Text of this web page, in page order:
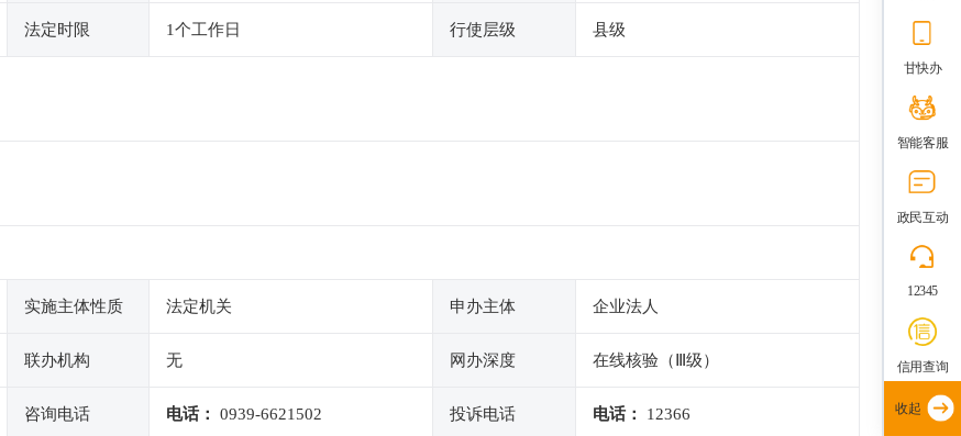
法定时限 1个工作日 行使层级 县级
实施主体性质 法定机关 申办主体 企业法人
联办机构 无 网办深度 在线核验（Ⅲ级）
咨询电话 电话： 0939-6621502 投诉电话 电话： 12366
甘快办
智能客服
政民互动
12345
信用查询
收起